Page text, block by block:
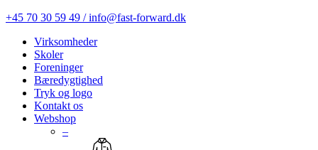
+45 70 30 59 49 / info@fast-forward.dk
Virksomheder
Skoler
Foreninger
Bæredygtighed
Tryk og logo
Kontakt os
Webshop
–